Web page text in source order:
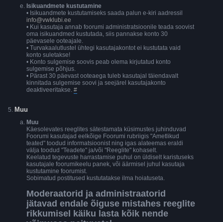
Isikuandmete kustutamine
• Isikuandmete kustutamiseks saada palun e-kiri aadressil
info@vwklubi.ee
• Kui kasutaja annab foorumi administratsioonile teada soovist
oma isikuandmed kustutada, siis pannakse konto 30
päevasele ooteajale.
• Turvakaalutlustel ühtegi kasutajakontot ei kustutata vaid
konto suletakse!
• Konto sulgemise soovis peab olema kirjutatud konto
sulgemise põhjus.
• Pärast 30 päevast ooteaega tuleb kasutajal täiendavalt
kinnitada sulgemise soovi ja seejärel kasutajakonto
deaktiveeritakse. #
Muu
Muu
Käesolevates reeglites sätestamata küsimustes juhinduvad
Foorumi kasutajad eelkõige Foorumi rubriigis "Ametlikud
teated" toodud informatsioonist ning igas alateemas eraldi
välja toodud "Teadete" ja/või "Reeglite" kohaselt.
Keelatud tegevuste harrastamise puhul on üldiselt karistuseks
kasutajale foorumikeelu panek, või äärmisel juhul kasutaja
kustutamine foorumist.
Sobimatud postitused kustutatakse ilma hoiatuseta.
Moderaatorid ja administraatorid
jätavad endale õiguse mistahes reeglite
rikkumisel käiku lasta kõik nende